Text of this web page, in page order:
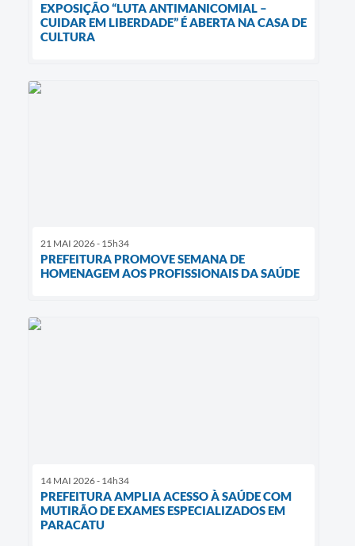
EXPOSIÇÃO “LUTA ANTIMANICOMIAL –
CUIDAR EM LIBERDADE” É ABERTA NA CASA DE
CULTURA
21 MAI 2026 - 15h34
PREFEITURA PROMOVE SEMANA DE
HOMENAGEM AOS PROFISSIONAIS DA SAÚDE
14 MAI 2026 - 14h34
PREFEITURA AMPLIA ACESSO À SAÚDE COM
MUTIRÃO DE EXAMES ESPECIALIZADOS EM
PARACATU